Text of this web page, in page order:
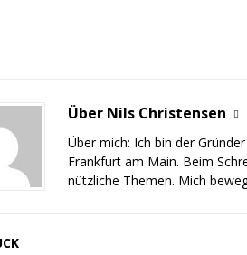
Über Nils Christensen
Über mich: Ich bin der
Frankfurt am Main. Beim
nützliche Themen. Mich